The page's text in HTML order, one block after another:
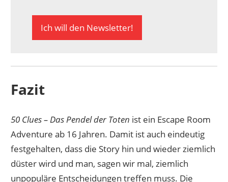
Ich will den Newsletter!
Fazit
50 Clues – Das Pendel der Toten ist ein Escape Room
Adventure ab 16 Jahren. Damit ist auch eindeutig
festgehalten, dass die Story hin und wieder ziemlich
düster wird und man, sagen wir mal, ziemlich
unpopuläre Entscheidungen treffen muss. Die